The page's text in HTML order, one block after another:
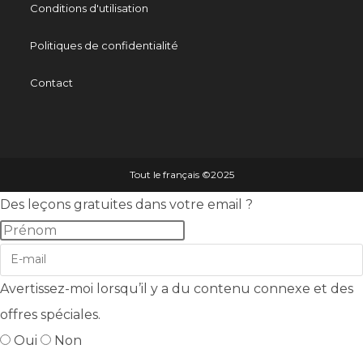
Conditions d'utilisation
Politiques de confidentialité
Contact
Tout le français ©️2025
Des leçons gratuites dans votre email ?
Avertissez-moi lorsqu’il y a du contenu connexe et des
offres spéciales.
Oui
Non